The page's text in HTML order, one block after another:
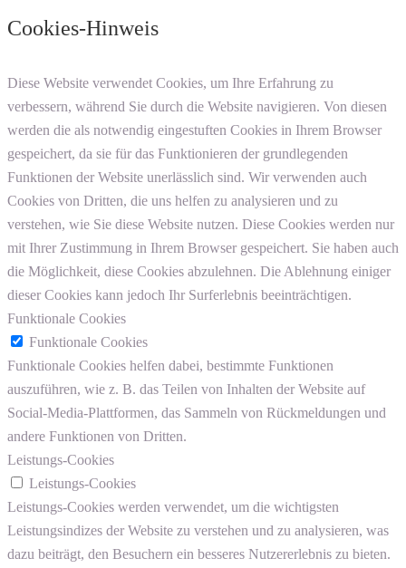
Cookies-Hinweis
Diese Website verwendet Cookies, um Ihre Erfahrung zu
verbessern, während Sie durch die Website navigieren. Von diesen
werden die als notwendig eingestuften Cookies in Ihrem Browser
gespeichert, da sie für das Funktionieren der grundlegenden
Funktionen der Website unerlässlich sind. Wir verwenden auch
Cookies von Dritten, die uns helfen zu analysieren und zu
verstehen, wie Sie diese Website nutzen. Diese Cookies werden nur
mit Ihrer Zustimmung in Ihrem Browser gespeichert. Sie haben auch
die Möglichkeit, diese Cookies abzulehnen. Die Ablehnung einiger
dieser Cookies kann jedoch Ihr Surferlebnis beeinträchtigen.
Funktionale Cookies
Funktionale Cookies
Funktionale Cookies helfen dabei, bestimmte Funktionen
auszuführen, wie z. B. das Teilen von Inhalten der Website auf
Social-Media-Plattformen, das Sammeln von Rückmeldungen und
andere Funktionen von Dritten.
Leistungs-Cookies
Leistungs-Cookies
Leistungs-Cookies werden verwendet, um die wichtigsten
Leistungsindizes der Website zu verstehen und zu analysieren, was
dazu beiträgt, den Besuchern ein besseres Nutzererlebnis zu bieten.